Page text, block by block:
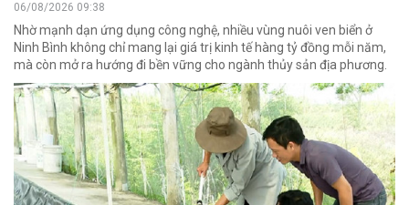
06/08/2026 09:38
Nhờ mạnh dạn ứng dụng công nghệ, nhiều vùng nuôi ven biển ở
Ninh Bình không chỉ mang lại giá trị kinh tế hàng tỷ đồng mỗi năm,
mà còn mở ra hướng đi bền vững cho ngành thủy sản địa phương.